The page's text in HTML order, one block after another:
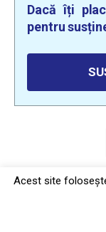
Dacă îți
pentru
Acest site